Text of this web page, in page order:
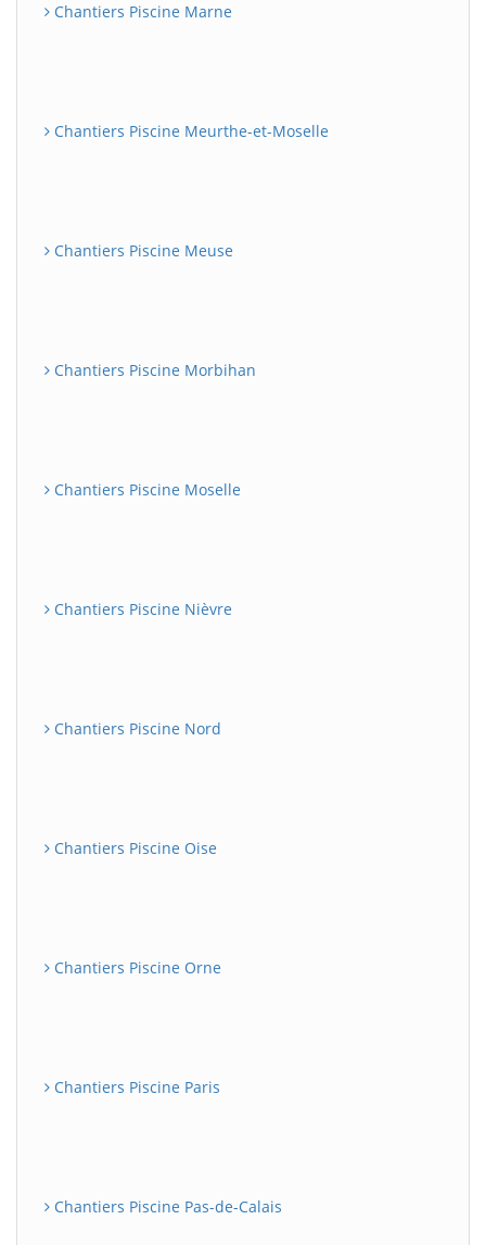
Chantiers Piscine Marne
Chantiers Piscine Meurthe-et-Moselle
Chantiers Piscine Meuse
Chantiers Piscine Morbihan
Chantiers Piscine Moselle
Chantiers Piscine Nièvre
Chantiers Piscine Nord
Chantiers Piscine Oise
Chantiers Piscine Orne
Chantiers Piscine Paris
Chantiers Piscine Pas-de-Calais